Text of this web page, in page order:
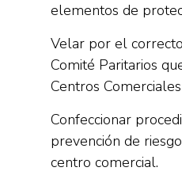
elementos de
Velar por el
Comité Paritarios
Centros
Confeccionar
prevención de
centro comercial.